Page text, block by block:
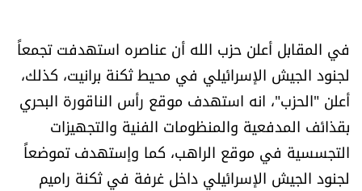
في المقابل أعلن حزب الله أن عناصره استهدفت تجمعاً
‏لجنود الجيش الإسرائيلي في محيط ثكنة برانيت،‏ كذلك،
أعلن "الحزب"، انه استهدف موقع رأس الناقورة البحري
بقذائف المدفعية والمنظومات الفنية والتجهيزات
التجسسية في موقع الراهب، كما وإستهدف تموضعاً
لجنود الجيش الإسرائيلي داخل غرفة في ثكنة راميم